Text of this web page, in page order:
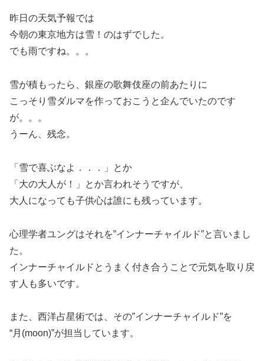
昨日の天気予報では
今朝の東京地方は雪！のはずでした。
でも雨ですね。。。
雪が積もったら、銀座の歌舞伎座の前あたりに
こっそり雪ダルマを作っておこうと企んでいたのです
が。。。
うーん、残念。
「雪で喜ぶなよ．．．」とか
「大の大人が！」とか言われそうですが、
大人になっても子供心は誰にも残っています。
心理学者ユングはそれを”インナーチャイルド”と言いまし
た。
インナーチャイルドとうまく付き合うことで元気を取り戻
す人も多いです。
また、西洋占星術では、その”インナーチャイルド”を
“月(moon)”が担当しています。